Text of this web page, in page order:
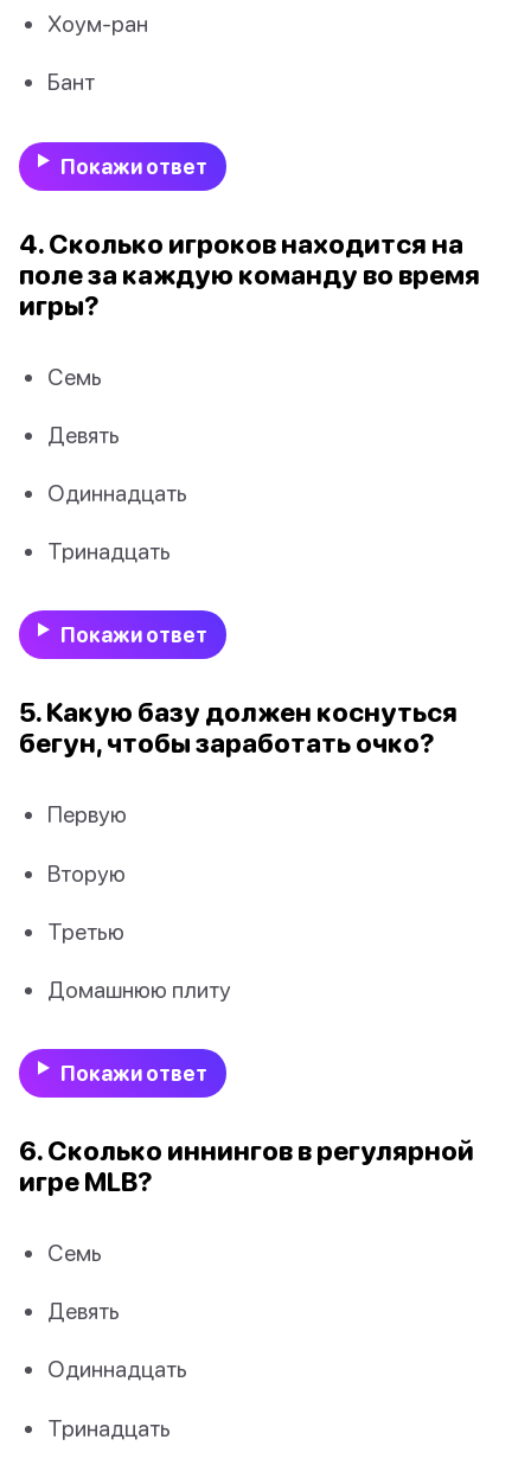
Хоум-ран
Бант
Покажи ответ
4. Сколько игроков находится на
поле за каждую команду во время
игры?
Семь
Девять
Одиннадцать
Тринадцать
Покажи ответ
5. Какую базу должен коснуться
бегун, чтобы заработать очко?
Первую
Вторую
Третью
Домашнюю плиту
Покажи ответ
6. Сколько иннингов в регулярной
игре MLB?
Семь
Девять
Одиннадцать
Тринадцать